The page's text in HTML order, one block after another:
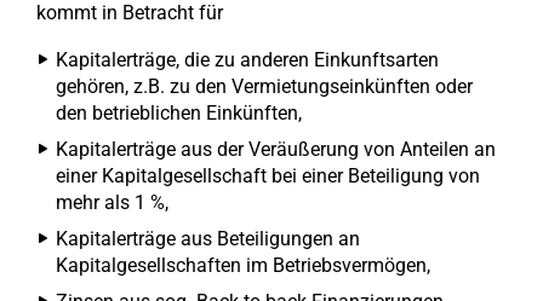
kommt in Betracht für
Kapitalerträge, die zu anderen Einkunftsarten
gehören, z.B. zu den Vermietungseinkünften oder
den betrieblichen Einkünften,
Kapitalerträge aus der Veräußerung von Anteilen an
einer Kapitalgesellschaft bei einer Beteiligung von
mehr als 1 %,
Kapitalerträge aus Beteiligungen an
Kapitalgesellschaften im Betriebsvermögen,